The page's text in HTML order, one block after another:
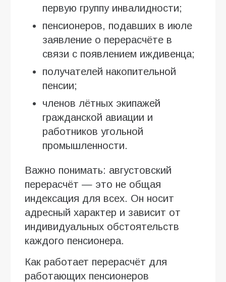
первую группу инвалидности;
пенсионеров, подавших в июле
заявление о перерасчёте в
связи с появлением иждивенца;
получателей накопительной
пенсии;
членов лётных экипажей
гражданской авиации и
работников угольной
промышленности.
Важно понимать: августовский
перерасчёт — это не общая
индексация для всех. Он носит
адресный характер и зависит от
индивидуальных обстоятельств
каждого пенсионера.
Как работает перерасчёт для
работающих пенсионеров